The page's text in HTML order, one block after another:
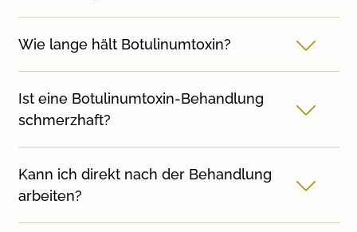
Wie lange hält Botulinumtoxin?
Ist eine Botulinumtoxin-Behandlung
schmerzhaft?
Kann ich direkt nach der Behandlung
arbeiten?